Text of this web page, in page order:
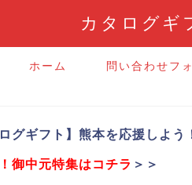
カタログギ
ホーム 問い合わせフ
グギフト】熊本を応援しよう
御中元特集はコチラ ＞＞